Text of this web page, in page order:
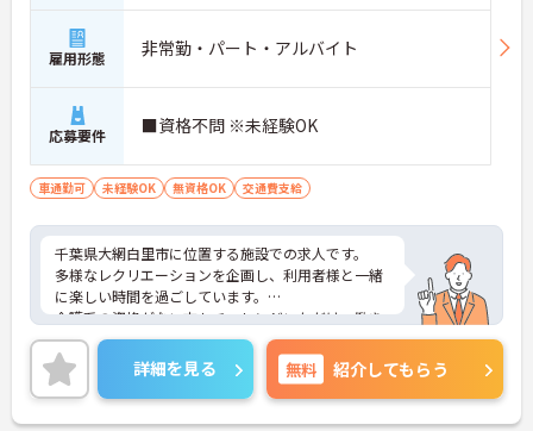
雇用形態 非常勤・パート・アルバイト
応募要件 ■資格不問 ※未経験OK
車通勤可 未経験OK 無資格OK 交通費支給
千葉県大網白里市に位置する施設での求人です。
多様なレクリエーションを企画し、利用者様と一緒
に楽しい時間を過ごしています。
介護系の資格がない方もチャレンジいただけ、働き
ながらスキルアップも目指せます。
ご興味のある方はお気軽にお問い合わせ下さい。
詳細を見る 無料 紹介してもらう